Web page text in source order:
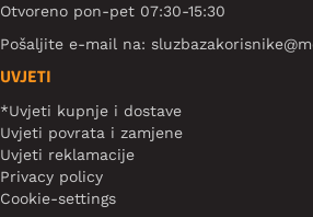
Otvoreno pon-pet 07:30-15:30
Pošaljite e-mail na:
UVJETI
*Uvjeti kupnje i dostave
Uvjeti povrata i zamjene
Uvjeti reklamacije
Privacy policy
Cookie-settings